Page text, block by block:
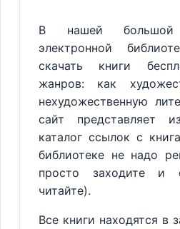
В нашей большой
электронной
скачать книги
жанров: как
нехудожественную
сайт представляет
каталог ссылок с
библиотеке не надо
просто заходите и
читайте).
Все книги находятся в